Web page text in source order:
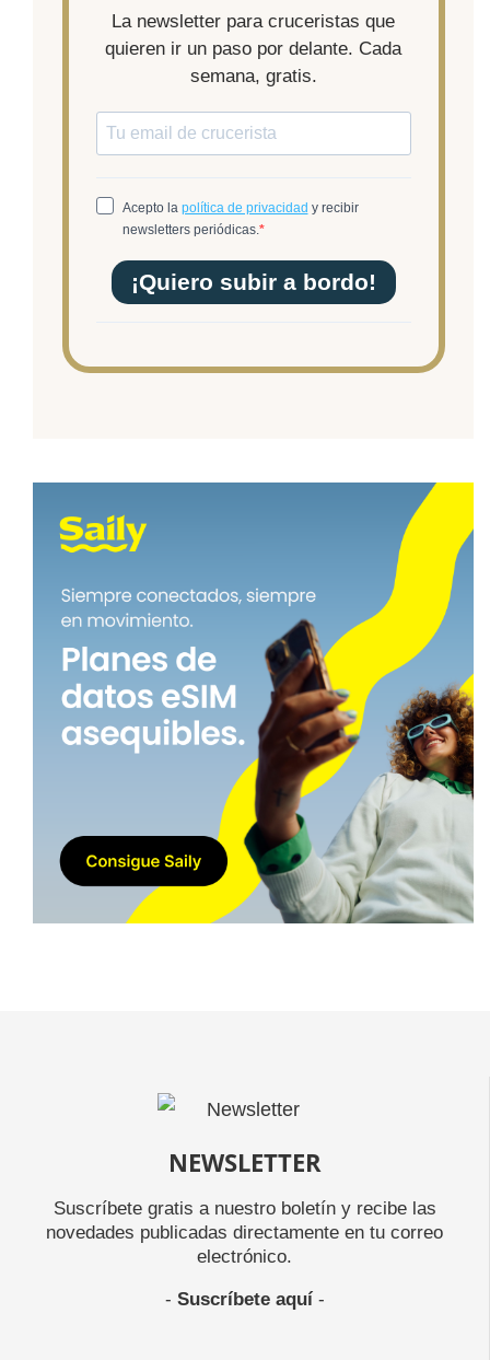
NEWSLETTER
Suscríbete gratis a nuestro boletín y recibe las
novedades publicadas directamente en tu correo
electrónico.
- Suscríbete aquí-